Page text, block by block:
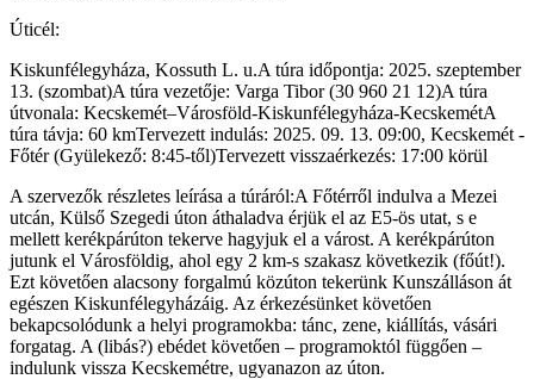
Úticél:
Kiskunfélegyháza, Kossuth L. u.A túra időpontja: 2025. szeptember
13. (szombat)A túra vezetője: Varga Tibor (30 960 21 12)A túra
útvonala: Kecskemét–Városföld-Kiskunfélegyháza-KecskemétA
túra távja: 60 kmTervezett indulás: 2025. 09. 13. 09:00, Kecskemét -
Főtér (Gyülekező: 8:45-től)Tervezett visszaérkezés: 17:00 körül
A szervezők részletes leírása a túráról:A Főtérről indulva a Mezei
utcán, Külső Szegedi úton áthaladva érjük el az E5-ös utat, s e
mellett kerékpárúton tekerve hagyjuk el a várost. A kerékpárúton
jutunk el Városföldig, ahol egy 2 km-s szakasz következik (főút!).
Ezt követően alacsony forgalmú közúton tekerünk Kunszálláson át
egészen Kiskunfélegyházáig. Az érkezésünket követően
bekapcsolódunk a helyi programokba: tánc, zene, kiállítás, vásári
forgatag. A (libás?) ebédet követően – programoktól függően –
indulunk vissza Kecskemétre, ugyanazon az úton.